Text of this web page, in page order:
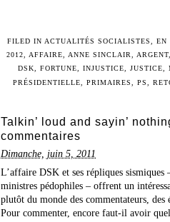
FILED IN ACTUALITÉS SOCIALISTES, EN
2012, AFFAIRE, ANNE SINCLAIR, ARGENT,
DSK, FORTUNE, INJUSTICE, JUSTICE,
PRÉSIDENTIELLE,PRIMAIRES,PS,
Talkin’ loud and sayin’
commentaires
Dimanche, juin 5, 2011
L’affaire DSK et ses répliques sismiques
ministres pédophiles – offrent un
plutôt du monde des commentateurs, des
Pour commenter, encore faut-il avoir